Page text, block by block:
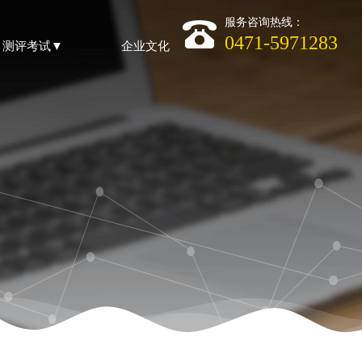
测评考试▼ 企业文化
服务咨询热线：
0471-5971283